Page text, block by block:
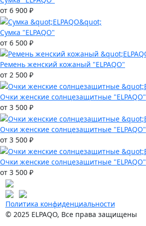
от 6 900 ₽
Сумка "ELPAQO"
от 6 500 ₽
Ремень женский кожаный "ELPAQO"
от 2 500 ₽
Очки женские солнцезащитные "ELPAQO"
от 3 500 ₽
Очки женские солнцезащитные "ELPAQO"
от 3 500 ₽
Очки женские солнцезащитные "ELPAQO"
от 3 500 ₽
Политика конфиденциальности
© 2025 ELPAQO, Все права защищены